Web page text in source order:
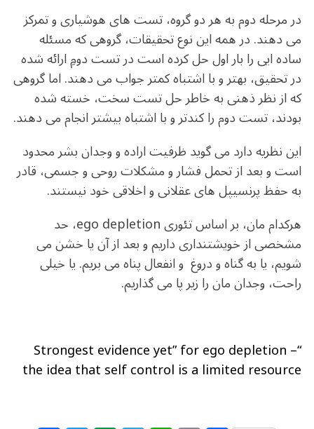
در مرحله دوم به هر دو گروه، تست های هوشیاری و تمرکز
می دهند. در همه این نوع تحقیقات، گروهی که مسئله
ساده ایی را بار اول حل کرده است در تست دومِ ارائه شده
در تحقیق، بهتر و با اشتباه کمتر جواب می دهند. اما گروهی
که از نظر ذهنی به خاطر حل تست سخت، خسته شده
بودند، تست دوم را کندتر و با اشتباه بیشتر انجام می دهند.
این نظریه دارد می گوید ظرفیت اراده و وجدان بشر محدود
است و بعد از تحمل فشار و مشکلات روحی و جسمی، قادر
به حفظ پرنسیپل های عقلانی و اخلاقی خود نیستند.
هرکدام مان، بر اساس تئوری ego depletion، حد
مشخصی از خویشتنداری داریم و بعد از آن یا خشن می
شویم، یا به گناه و دروغ و انفعال پناه می بریم. یا خیلی
راحت، وجدان مان را زیر پا می گذاریم.
“Strongest evidence yet” for ego depletion –
the idea that self control is a limited resource